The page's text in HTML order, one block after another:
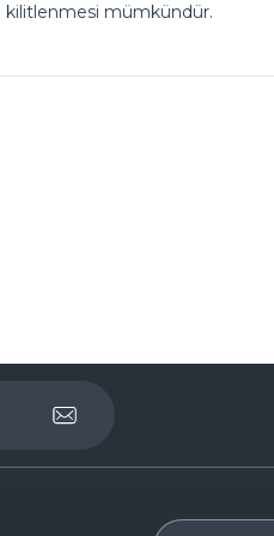
kilitlenmesi mümkündür.